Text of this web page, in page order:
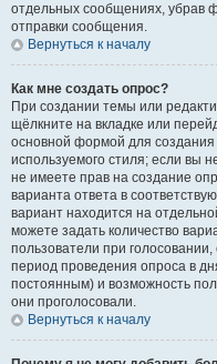
отдельных сообщениях, убрав
отправки сообщения.
Вернуться к началу
Как мне создать опрос?
При создании темы или
щёлкните на вкладке или
основной формой для
используемого стиля; если вы
не имеете прав на создание
варианта ответа в
вариант находится на
можете задать количество
пользователи при
период проведения опроса в
постоянным) и возможность
они проголосовали.
Вернуться к началу